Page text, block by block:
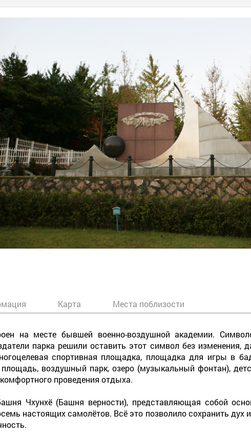
Карта Места поблизости
на месте бывшей военно-воздушной академии.
парка решили оставить этот символ без изменения,
спортивная площадка, площадка для игры в
площадь, воздушный парк, озеро (музыкальный фонтан),
проведения отдыха.
Чхунхё (Башня верности), представляющая собой
настоящих самолётов. Всё это позволило сохранить дух